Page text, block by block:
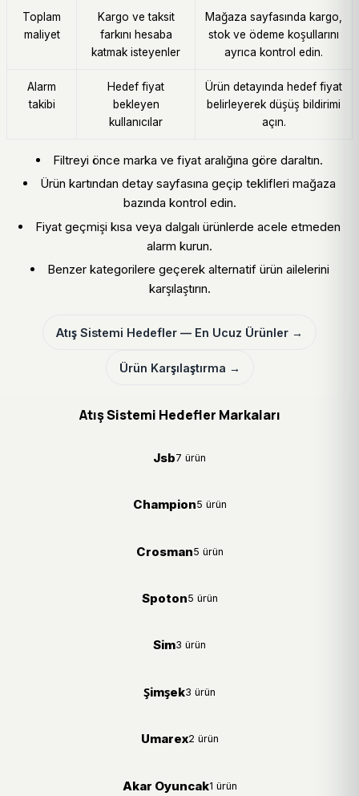
Toplam
maliyet
Kargo ve taksit
farkını hesaba
katmak isteyenler
Mağaza sayfasında kargo,
stok ve ödeme koşullarını
ayrıca kontrol edin.
Alarm
takibi
Hedef fiyat
bekleyen
kullanıcılar
Ürün detayında hedef fiyat
belirleyerek düşüş bildirimi
açın.
Filtreyi önce marka ve fiyat aralığına göre daraltın.
Ürün kartından detay sayfasına geçip teklifleri mağaza
bazında kontrol edin.
Fiyat geçmişi kısa veya dalgalı ürünlerde acele etmeden
alarm kurun.
Benzer kategorilere geçerek alternatif ürün ailelerini
karşılaştırın.
Atış Sistemi Hedefler — En Ucuz Ürünler →
Ürün Karşılaştırma →
Atış Sistemi Hedefler Markaları
Jsb7 ürün
Champion5 ürün
Crosman5 ürün
Spoton5 ürün
Sim3 ürün
Şimşek3 ürün
Umarex2 ürün
Akar Oyuncak1 ürün